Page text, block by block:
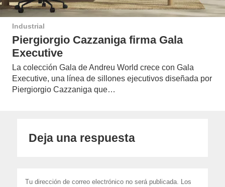
Industrial
Piergiorgio Cazzaniga firma Gala
Executive
La colección Gala de Andreu World crece con Gala
Executive, una línea de sillones ejecutivos diseñada por
Piergiorgio Cazzaniga que…
Deja una respuesta
Tu dirección de correo electrónico no será publicada. Los